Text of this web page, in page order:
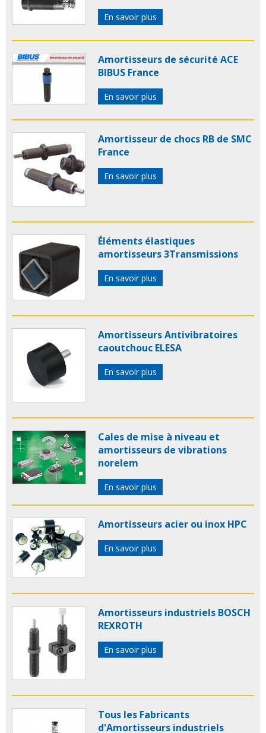
En savoir plus
Amortisseurs de sécurité ACE
BIBUS France
En savoir plus
Amortisseur de chocs RB de SMC
France
En savoir plus
Éléments élastiques
amortisseurs 3Transmissions
En savoir plus
Amortisseurs Antivibratoires
caoutchouc ELESA
En savoir plus
Cales de mise à niveau et
amortisseurs de vibrations
norelem
En savoir plus
Amortisseurs acier ou inox HPC
En savoir plus
Amortisseurs industriels BOSCH
REXROTH
En savoir plus
Tous les Fabricants
d'Amortisseurs industriels